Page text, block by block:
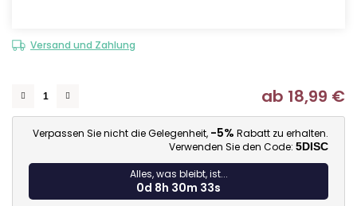
Versand und Zahlung
ab 18,99 €
Verpassen Sie nicht die Gelegenheit, -5% Rabatt zu erhalten.
Verwenden Sie den Code: 5DISC
Alles, was bleibt, ist...
0d 8h 30m 32s